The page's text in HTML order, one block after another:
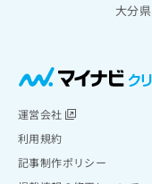
大分県
運営会社
利用規約
記事制作ポリシー